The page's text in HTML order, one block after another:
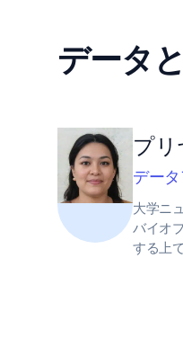
データ
プリ
デー
大学ニ
バイオ
する上